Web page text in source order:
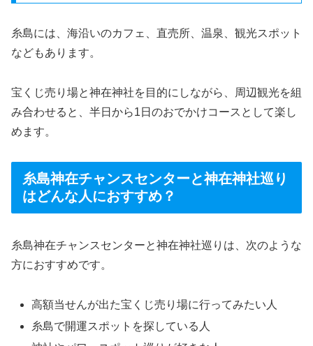
糸島には、海沿いのカフェ、直売所、温泉、観光スポット
などもあります。
宝くじ売り場と神在神社を目的にしながら、周辺観光を組
み合わせると、半日から1日のおでかけコースとして楽し
めます。
糸島神在チャンスセンターと神在神社巡り
はどんな人におすすめ？
糸島神在チャンスセンターと神在神社巡りは、次のような
方におすすめです。
高額当せんが出た宝くじ売り場に行ってみたい人
糸島で開運スポットを探している人